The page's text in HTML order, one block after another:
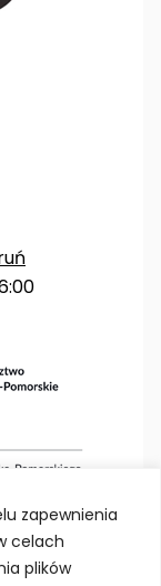
zapewnienia
celach
plików